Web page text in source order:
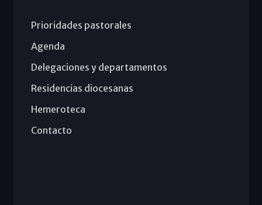
Prioridades pastorales
Agenda
Delegaciones y departamentos
Residencias diocesanas
Hemeroteca
Contacto